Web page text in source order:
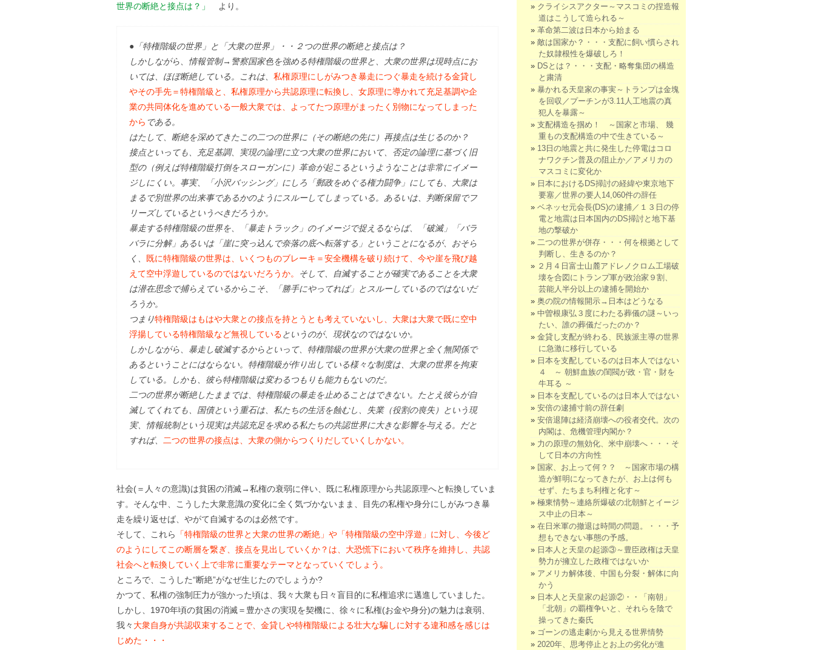
世界の断絶と接点は？」
より。
●「特権階級の世界」と「大衆の世界」・・２つの世界の断絶と接点は？
しかしながら、情報管制→警察国家色を強める特権階級の世界と、大衆の世界は現時点にお
いては、ほぼ断絶している。これは、 私権原理にしがみつき暴走につぐ暴走を続ける金貸し
やその手先＝特権階級と、私権原理から共認原理に転換し、女原理に導かれて充足基調や企
業の共同体化を進めている一般大衆では、よってたつ原理がまったく別物になってしまった
から である。
はたして、断絶を深めてきたこの二つの世界に（その断絶の先に）再接点は生じるのか？
接点といっても、充足基調、実現の論理に立つ大衆の世界において、否定の論理に基づく旧
型の（例えば特権階級打倒をスローガンに）革命が起こるというようなことは非常にイメー
ジしにくい。事実、「小沢バッシング」にしろ「郵政をめぐる権力闘争」にしても、大衆は
まるで別世界の出来事であるかのようにスルーしてしまっている。あるいは、判断保留でフ
リーズしているというべきだろうか。
暴走する特権階級の世界を、「暴走トラック」のイメージで捉えるならば、「破滅」「バラ
バラに分解」あるいは「崖に突っ込んで奈落の底へ転落する」ということになるが、おそら
く、 既に特権階級の世界は、いくつものブレーキ＝安全機構を破り続けて、今や崖を飛び越
えて空中浮遊しているのではないだろうか。
そして、自滅することが確実であることを大衆
は潜在思念で捕らえているからこそ、「勝手にやってれば」とスルーしているのではないだ
ろうか。
つまり特権階級はもはや大衆との接点を持とうとも考えていないし、大衆は大衆で既に空中
浮揚している特権階級など無視している というのが、現状なのではないか。
しかしながら、暴走し破滅するからといって、特権階級の世界が大衆の世界と全く無関係で
あるということにはならない。特権階級が作り出している様々な制度は、大衆の世界を拘束
している。しかも、彼ら特権階級は変わるつもりも能力もないのだ。
二つの世界が断絶したままでは、特権階級の暴走を止めることはできない。たとえ彼らが自
滅してくれても、国債という重石は、私たちの生活を蝕むし、失業（役割の喪失）という現
実、情報統制という現実は共認充足を求める私たちの共認世界に大きな影響を与える。だと
すれば、
二つの世界の接点は、大衆の側からつくりだしていくしかない。
社会(＝人々の意識)は貧困の消滅→私権の衰弱に伴い、既に私権原理から共認原理へと転換していま
す。そんな中、こうした大衆意識の変化に全く気づかないまま、目先の私権や身分にしがみつき暴
走を繰り返せば、やがて自滅するのは必然です。
そして、これら
「特権階級の世界と大衆の世界の断絶」や「特権階級の空中浮遊」に対し、今後ど
のようにしてこの断層を繋ぎ、接点を見出していくか？は、大恐慌下において秩序を維持し、共認
社会へと転換していく上で非常に重要なテーマとなっていくでしょう。
ところで、こうした“断絶”がなぜ生じたのでしょうか?
かつて、私権の強制圧力が強かった頃は、我々大衆も日々盲目的に私権追求に邁進していました。
しかし、1970年頃の貧困の消滅＝豊かさの実現を契機に、徐々に私権(お金や身分)の魅力は衰弱、
我々 大衆自身が共認収束することで、金貸しや特権階級による壮大な騙しに対する違和感を感じは
じめた・・・
クライシスアクター～マスコミの捏造報
道はこうして造られる～
革命第二波は日本から始まる
敵は国家か？・・・支配に飼い慣らされ
た奴隷根性を爆破しろ！
DSとは？・・・支配・略奪集団の構造
と粛清
暴かれる天皇家の事実～トランプは金塊
を回収／プーチンが3.11人工地震の真
犯人を暴露～
支配構造を掴め！ ～国家と市場、 幾
重もの支配構造の中で生きている～
13日の地震と共に発生した停電はコロ
ナワクチン普及の阻止か／アメリカの
マスコミに変化か
日本におけるDS掃討の経緯や東京地下
要塞／世界の要人14,060件の辞任
ベネッセ元会長(DS)の逮捕／１３日の停
電と地震は日本国内のDS掃討と地下基
地の撃破か
二つの世界が併存・・・何を根拠として
判断し、生きるのか？
２月４日富士山麓アドレノクロム工場破
壊を合図にトランプ軍が政治家９割、
芸能人半分以上の逮捕を開始か
奥の院の情報開示→日本はどうなる
中曽根康弘３度にわたる葬儀の謎～いっ
たい、誰の葬儀だったのか？
金貸し支配が終わる、民族派主導の世界
に急激に移行している
日本を支配しているのは日本人ではない
４ ～ 朝鮮血族の閨閥が政・官・財を
牛耳る ～
日本を支配しているのは日本人ではない
安倍の逮捕寸前の辞任劇
安倍退陣は経済崩壊への役者交代。次の
内閣は、危機管理内閣か？
力の原理の無効化、米中崩壊へ・・・そ
して日本の方向性
国家、お上って何？？ ～国家市場の構
造が鮮明になってきたが、お上は何も
せず、たちまち利権と化す～
極東情勢～連絡所爆破の北朝鮮とイージ
ス中止の日本～
在日米軍の撤退は時間の問題。・・・予
想もできない事態の予感。
日本人と天皇の起源③～豊臣政権は天皇
勢力が擁立した政権ではないか
アメリカ解体後、中国も分裂・解体に向
かう
日本人と天皇家の起源②・・「南朝」
「北朝」の覇権争いと、それらを陰で
操ってきた秦氏
ゴーンの逃走劇から見える世界情勢
2020年、思考停止とお上の劣化が進